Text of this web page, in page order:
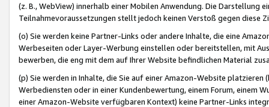
(z. B., WebView) innerhalb einer Mobilen Anwendung. Die Darstellung
Teilnahmevoraussetzungen stellt jedoch keinen Verstoß gegen diese
(o) Sie werden keine Partner-Links oder andere Inhalte, die eine
Werbeseiten oder Layer-Werbung einstellen oder bereitstellen, mit
bewerben, die eng mit dem auf Ihrer Website befindlichen Material
(p) Sie werden in Inhalte, die Sie auf einer Amazon-Website
Werbediensten oder in einer Kundenbewertung, einem Forum, einem
einer Amazon-Website verfügbaren Kontext) keine Partner-Links